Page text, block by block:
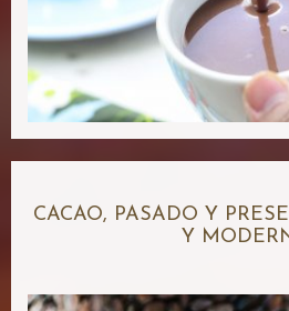
CACAO, PASADO Y
Y